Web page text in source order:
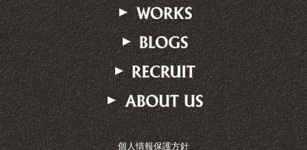
toiawase@rockme.co.jp
▼
▼
▼
▼
個人情報保護方針